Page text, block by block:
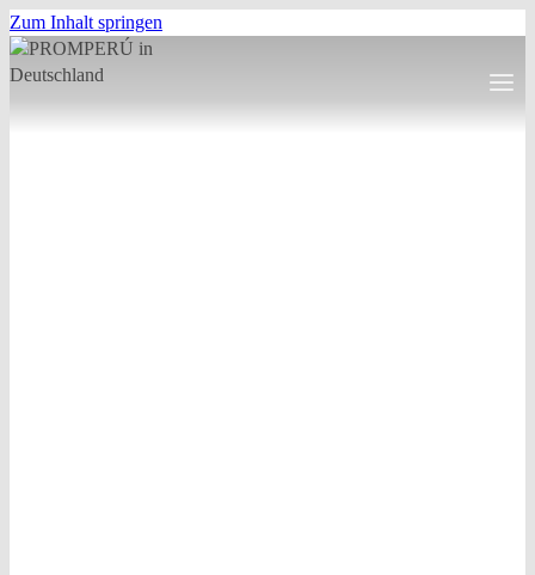
Zum Inhalt springen